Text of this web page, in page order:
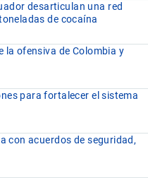
desarticulan una red
de cocaína
la ofensiva de Colombia y
para fortalecer el sistema
con acuerdos de seguridad,